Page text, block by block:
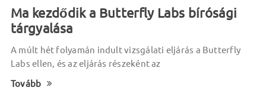
Ma kezdődik a Butterfly Labs bírósági
tárgyalása
A múlt hét folyamán indult vizsgálati eljárás a Butterfly
Labs ellen, és az eljárás részeként az
Tovább